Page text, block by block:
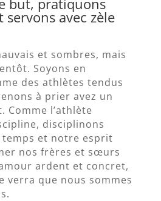
but, pratiquons
servons avec zèle
et sombres, mais
Soyons en
des athlètes tendus
à prier avez un
Comme l’athlète
disciplinons
et notre esprit
nos frères et sœurs
ardent et concret,
verra que nous sommes